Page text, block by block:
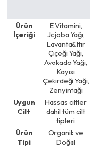
Ürün
İçeriği
E Vitamini,
Jojoba Yağı,
Lavanta&Itır
Çiçeği Yağı,
Avokado Yağı,
Kayısı
Çekirdeği Yağı,
Zenyintağı
Uygun
Cilt
Hassas ciltler
dahil tüm cilt
tipleri
Ürün
Tipi
Organik ve
Doğal